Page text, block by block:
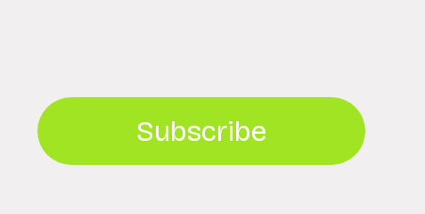
Subscribe